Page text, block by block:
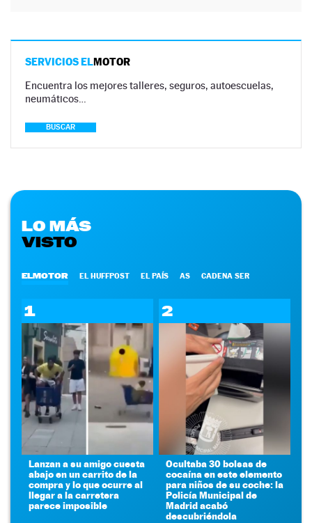
SERVICIOS ELMOTOR
Encuentra los mejores talleres, seguros, autoescuelas,
neumáticos…
BUSCAR
LO MÁS
VISTO
ELMOTOR EL HUFFPOST EL PAÍS AS CADENA SER
1
Lanzan a su amigo cuesta
abajo en un carrito de la
compra y lo que ocurre al
llegar a la carretera
parece imposible
2
Ocultaba 30 bolsas de
cocaína en este elemento
para niños de su coche: la
Policía Municipal de
Madrid acabó
descubriéndola